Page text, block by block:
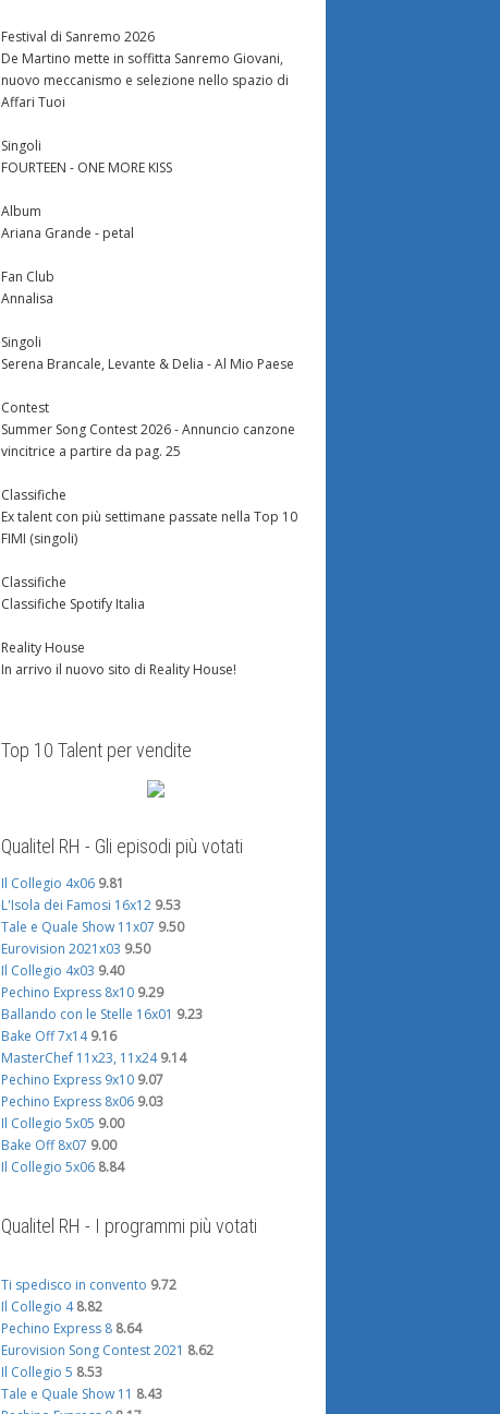
Festival di Sanremo 2026
De Martino mette in soffitta Sanremo Giovani,
nuovo meccanismo e selezione nello spazio di
Affari Tuoi
Singoli
FOURTEEN - ONE MORE KISS
Album
Ariana Grande - petal
Fan Club
Annalisa
Singoli
Serena Brancale, Levante & Delia - Al Mio Paese
Contest
Summer Song Contest 2026 - Annuncio canzone
vincitrice a partire da pag. 25
Classifiche
Ex talent con più settimane passate nella Top 10
FIMI (singoli)
Classifiche
Classifiche Spotify Italia
Reality House
In arrivo il nuovo sito di Reality House!
Top 10 Talent per vendite
Qualitel RH - Gli episodi più votati
Il Collegio 4x06 9.81
L'Isola dei Famosi 16x12 9.53
Tale e Quale Show 11x07 9.50
Eurovision 2021x03 9.50
Il Collegio 4x03 9.40
Pechino Express 8x10 9.29
Ballando con le Stelle 16x01 9.23
Bake Off 7x14 9.16
MasterChef 11x23, 11x24 9.14
Pechino Express 9x10 9.07
Pechino Express 8x06 9.03
Il Collegio 5x05 9.00
Bake Off 8x07 9.00
Il Collegio 5x06 8.84
Qualitel RH - I programmi più votati
Ti spedisco in convento 9.72
Il Collegio 4 8.82
Pechino Express 8 8.64
Eurovision Song Contest 2021 8.62
Il Collegio 5 8.53
Tale e Quale Show 11 8.43